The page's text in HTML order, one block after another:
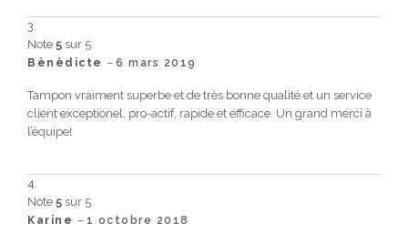
Note 5 sur 5
Bènèdicte – 6 mars 2019
Tampon vraiment superbe et de très bonne qualité et un service
client exceptionel, pro-actif, rapide et efficace. Un grand merci à
l’équipe!
Note 5 sur 5
Karine – 1 octobre 2018